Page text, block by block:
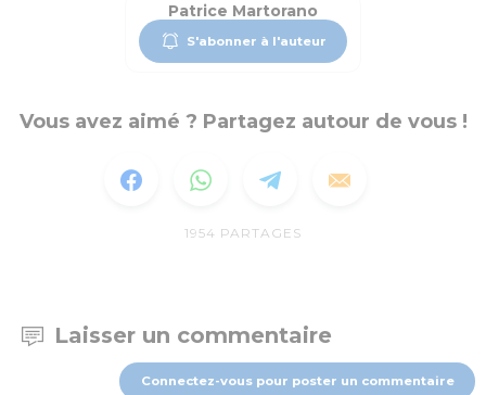
Patrice Martorano
S'abonner à l'auteur
Vous avez aimé ? Partagez autour de vous !
1954 PARTAGES
Laisser un commentaire
Connectez-vous pour poster un commentaire